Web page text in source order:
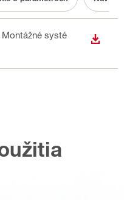
systé